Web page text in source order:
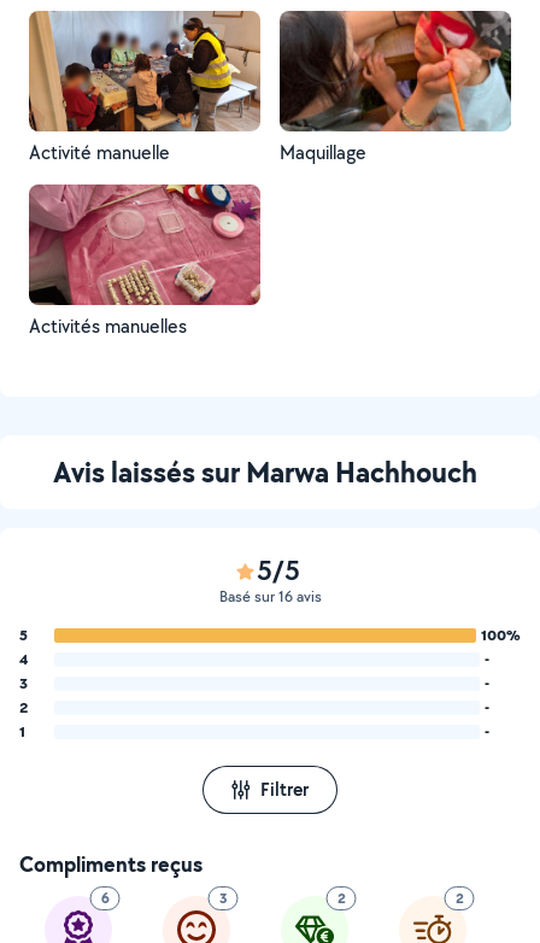
Activité manuelle Maquillage
Activités manuelles
Avis laissés sur Marwa Hachhouch
5/5
Basé sur 16 avis
5
100%
4
-
3
-
2
-
1
-
Filtrer
Compliments reçus
6 3 2 2